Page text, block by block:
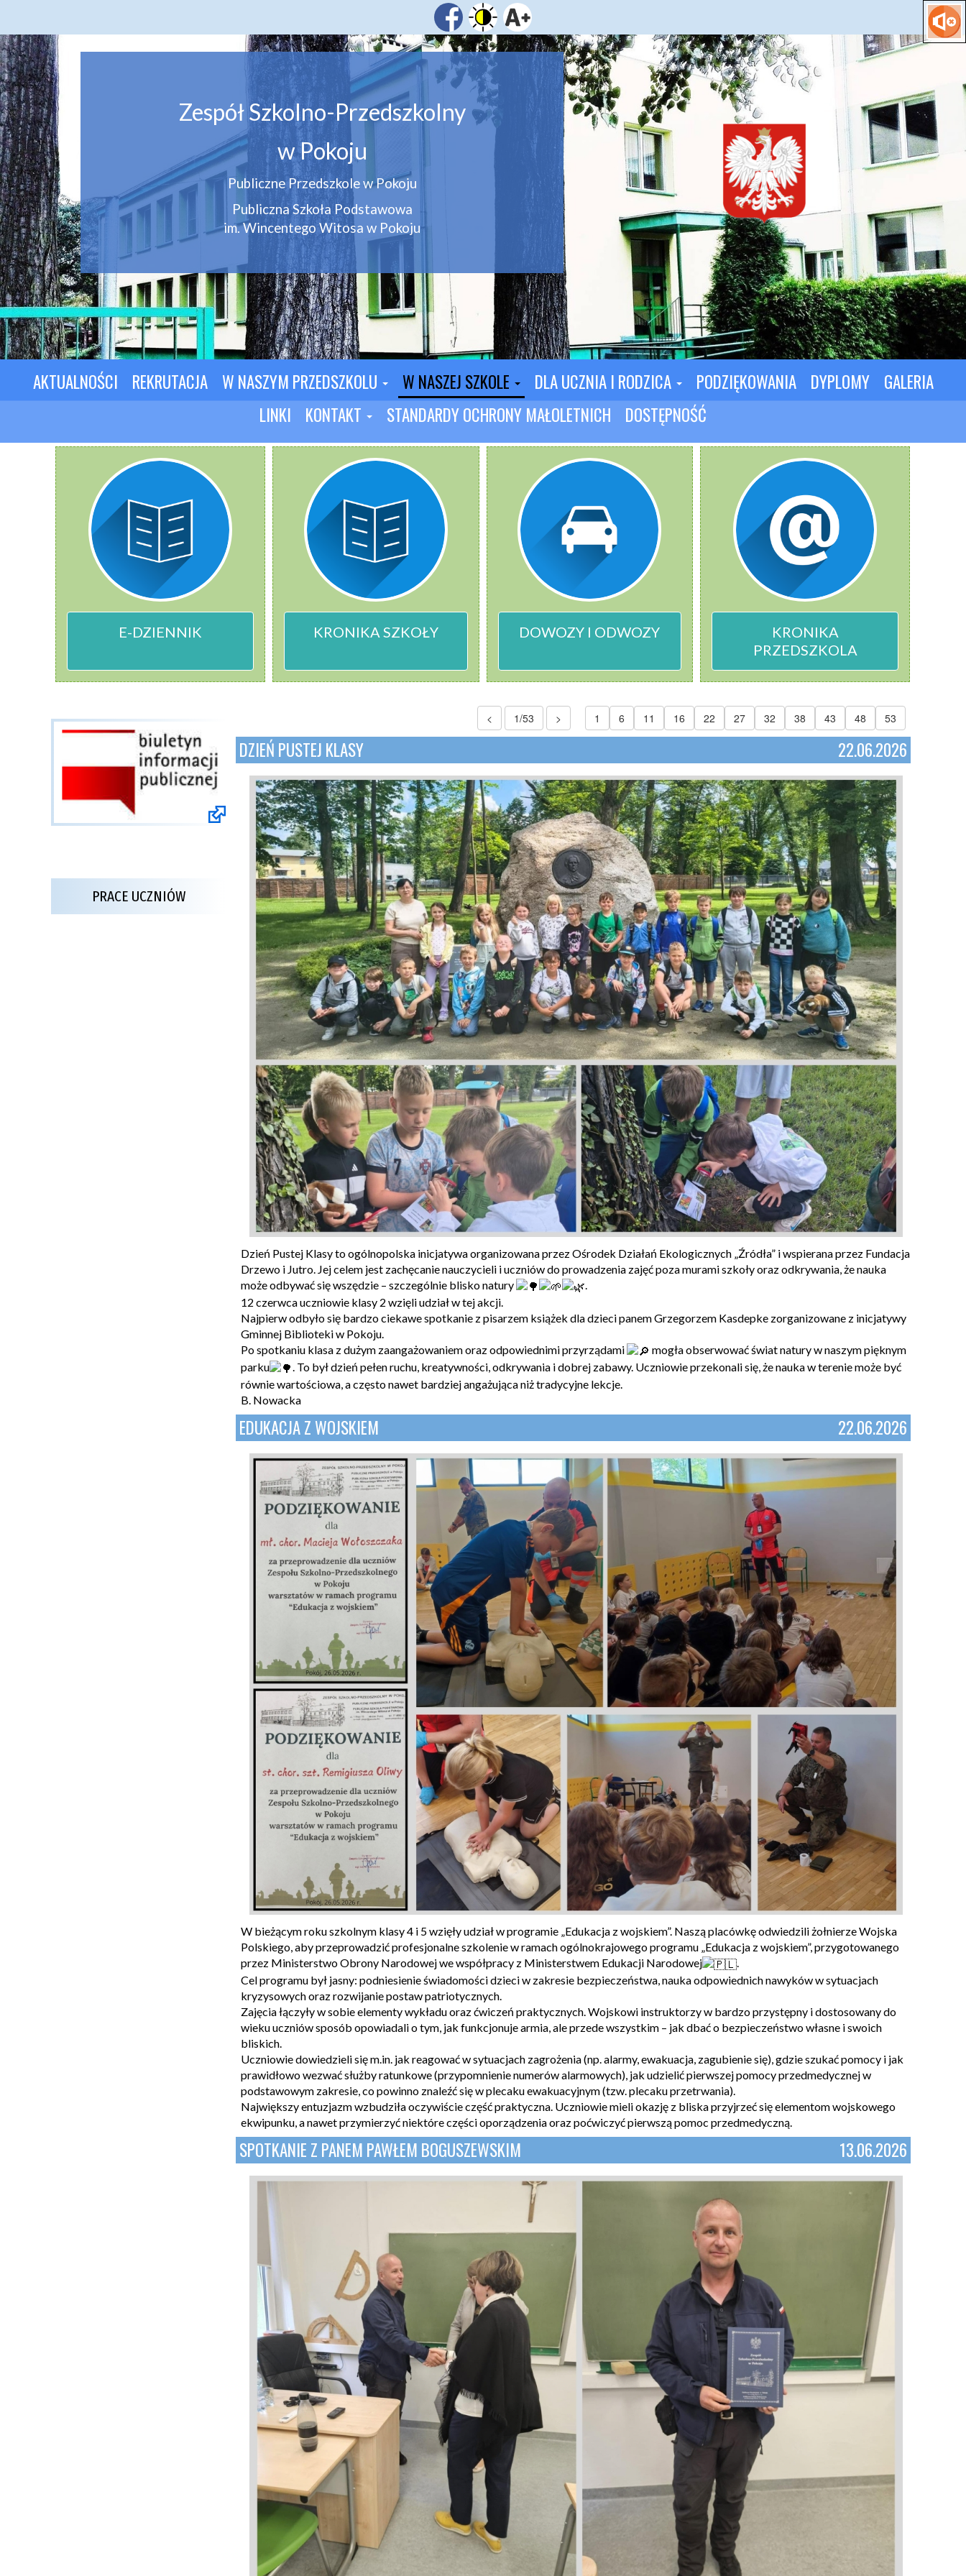
Zespół Szkolno-Przedszkolny
w Pokoju
Publiczne Przedszkole w Pokoju
Publiczna Szkoła Podstawowa
im. Wincentego Witosa w Pokoju
AKTUALNOŚCI REKRUTACJA W NASZYM PRZEDSZKOLU W NASZEJ SZKOLE DLA UCZNIA I RODZICA PODZIĘKOWANIA DYPLOMY
GALERIA
LINKI
KONTAKT STANDARDY OCHRONY MAŁOLETNICH DOSTĘPNOŚĆ
E-DZIENNIK KRONIKA SZKOŁY DOWOZY I ODWOZY
KRONIKA
PRZEDSZKOLA
< 1/53 > 1 6 11 16 22 27 32 38 43 48 53
DZIEŃ PUSTEJ KLASY 22.06.2026
Dzień Pustej Klasy to ogólnopolska inicjatywa organizowana przez Ośrodek Działań Ekologicznych „Źródła” i wspierana przez Fundacja
Drzewo i Jutro. Jej celem jest zachęcanie nauczycieli i uczniów do prowadzenia zajęć poza murami szkoły oraz odkrywania, że nauka
może odbywać się wszędzie – szczególnie blisko natury
.
12 czerwca uczniowie klasy 2 wzięli udział w tej akcji.
Najpierw odbyło się bardzo ciekawe spotkanie z pisarzem książek dla dzieci panem Grzegorzem Kasdepke zorganizowane z inicjatywy
Gminnej Biblioteki w Pokoju.
Po spotkaniu klasa z dużym zaangażowaniem oraz odpowiednimi przyrządami
mogła obserwować świat natury w naszym pięknym
parku
. To był dzień pełen ruchu, kreatywności, odkrywania i dobrej zabawy. Uczniowie przekonali się, że nauka w terenie może być
równie wartościowa, a często nawet bardziej angażująca niż tradycyjne lekcje.
B. Nowacka
EDUKACJA Z WOJSKIEM 22.06.2026
W bieżącym roku szkolnym klasy 4 i 5 wzięły udział w programie „Edukacja z wojskiem”. Naszą placówkę odwiedzili żołnierze Wojska
Polskiego, aby przeprowadzić profesjonalne szkolenie w ramach ogólnokrajowego programu „Edukacja z wojskiem”, przygotowanego
przez Ministerstwo Obrony Narodowej we współpracy z Ministerstwem Edukacji Narodowej
.
Cel programu był jasny: podniesienie świadomości dzieci w zakresie bezpieczeństwa, nauka odpowiednich nawyków w sytuacjach
kryzysowych oraz rozwijanie postaw patriotycznych.
Zajęcia łączyły w sobie elementy wykładu oraz ćwiczeń praktycznych. Wojskowi instruktorzy w bardzo przystępny i dostosowany do
wieku uczniów sposób opowiadali o tym, jak funkcjonuje armia, ale przede wszystkim – jak dbać o bezpieczeństwo własne i swoich
bliskich.
Uczniowie dowiedzieli się m.in. jak reagować w sytuacjach zagrożenia (np. alarmy, ewakuacja, zagubienie się), gdzie szukać pomocy i jak
prawidłowo wezwać służby ratunkowe (przypomnienie numerów alarmowych), jak udzielić pierwszej pomocy przedmedycznej w
podstawowym zakresie, co powinno znaleźć się w plecaku ewakuacyjnym (tzw. plecaku przetrwania).
Największy entuzjazm wzbudziła oczywiście część praktyczna. Uczniowie mieli okazję z bliska przyjrzeć się elementom wojskowego
ekwipunku, a nawet przymierzyć niektóre części oporządzenia oraz poćwiczyć pierwszą pomoc przedmedyczną.
SPOTKANIE Z PANEM PAWŁEM BOGUSZEWSKIM 13.06.2026
PRACE UCZNIÓW